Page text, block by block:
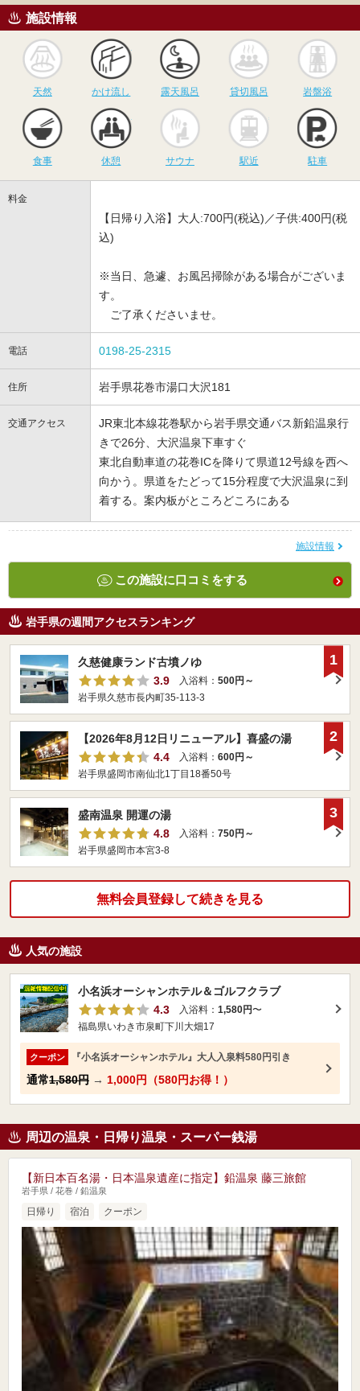
施設情報
天然
かけ流し
かけ流し
露天風呂
露天風呂
貸切風呂
貸切風呂 岩盤浴
食事 休憩
サウナ
サウナ 駅近 駐車
料金
【日帰り入浴】大人:700円(税込)／子供:400円(税
込)
※当日、急遽、お風呂掃除がある場合がございま
す。
ご了承くださいませ。
電話 0198-25-2315
住所 岩手県花巻市湯口大沢181
交通アクセス
JR東北本線花巻駅から岩手県交通バス新鉛温泉行
きで26分、大沢温泉下車すぐ
東北自動車道の花巻ICを降りて県道12号線を西へ
向かう。県道をたどって15分程度で大沢温泉に到
着する。案内板がところどころにある
施設情報
この施設に口コミをする
岩手県の週間アクセスランキング
久慈健康ランド古墳ノゆ
3.9
入浴料： 500円～
岩手県久慈市長内町35-113-3
1
【2026年8月12日リニューアル】喜盛の湯
4.4
入浴料： 600円～
岩手県盛岡市南仙北1丁目18番50号
2
盛南温泉 開運の湯
4.8
入浴料： 750円～
岩手県盛岡市本宮3-8
3
無料会員登録して続きを見る
人気の施設
小名浜オーシャンホテル＆ゴルフクラブ
4.3
入浴料： 1,580円〜
福島県いわき市泉町下川大畑17
クーポン 『小名浜オーシャンホテル』大人入泉料580円引き
通常1,580円 → 1,000円（580円お得！）
周辺の温泉・日帰り温泉・スーパー銭湯
【新日本百名湯・日本温泉遺産に指定】鉛温泉 藤三旅館
岩手県 / 花巻 / 鉛温泉
日帰り 宿泊 クーポン